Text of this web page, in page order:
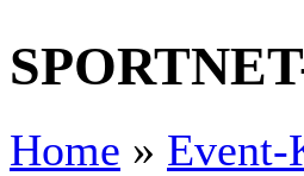
Home » Event-